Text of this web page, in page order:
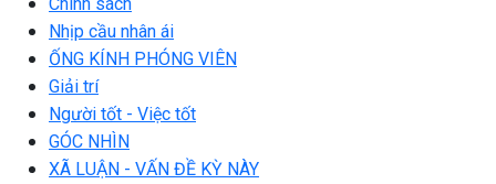
Nhịp cầu nhân ái
ỐNG KÍNH PHÓNG VIÊN
Giải trí
Người tốt - Việc tốt
GÓC NHÌN
XÃ LUẬN - VẤN ĐỀ KỲ NÀY